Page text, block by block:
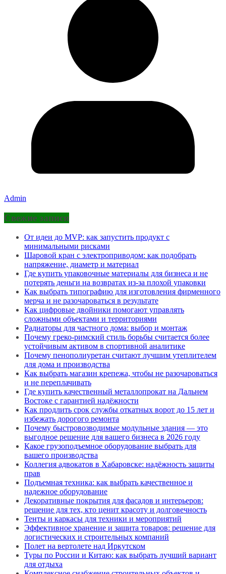
Admin
Свежие записи
От идеи до MVP: как запустить продукт с
минимальными рисками
Шаровой кран с электроприводом: как подобрать
напряжение, диаметр и материал
Где купить упаковочные материалы для бизнеса и не
потерять деньги на возвратах из-за плохой упаковки
Как выбрать типографию для изготовления фирменного
мерча и не разочароваться в результате
Как цифровые двойники помогают управлять
сложными объектами и территориями
Радиаторы для частного дома: выбор и монтаж
Почему греко-римский стиль борьбы считается более
устойчивым активом в спортивной аналитике
Почему пенополиуретан считают лучшим утеплителем
для дома и производства
Как выбрать магазин крепежа, чтобы не разочароваться
и не переплачивать
Где купить качественный металлопрокат на Дальнем
Востоке с гарантией надёжности
Как продлить срок службы откатных ворот до 15 лет и
избежать дорогого ремонта
Почему быстровозводимые модульные здания — это
выгодное решение для вашего бизнеса в 2026 году
Какое грузоподъемное оборудование выбрать для
вашего производства
Коллегия адвокатов в Хабаровске: надёжность защиты
прав
Подъемная техника: как выбрать качественное и
надежное оборудование
Декоративные покрытия для фасадов и интерьеров:
решение для тех, кто ценит красоту и долговечность
Тенты и каркасы для техники и мероприятий
Эффективное хранение и защита товаров: решение для
логистических и строительных компаний
Полет на вертолете над Иркутском
Туры по России и Китаю: как выбрать лучший вариант
для отдыха